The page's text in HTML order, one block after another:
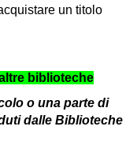
un titolo
biblioteche
o una parte di
dalle Biblioteche